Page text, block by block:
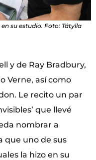
su estudio. Foto: Tátylla
y de Ray Bradbury,
Verne, así como
Le recito un par
que llevé
nombrar a
que uno de sus
la hizo en su